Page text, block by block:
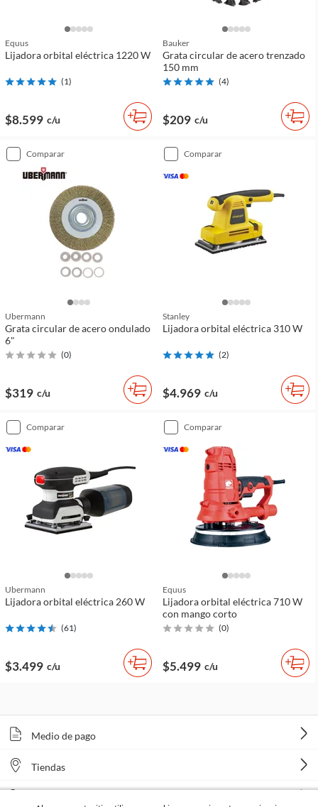
Equus
Lijadora orbital eléctrica 1220 W
(1)
$8.599 c/u
Bauker
Grata circular de acero trenzado
150 mm
(4)
$209 c/u
comparar
Ubermann
Grata circular de acero ondulado
6"
(0)
$319 c/u
comparar
Stanley
Lijadora orbital eléctrica 310 W
(2)
$4.969 c/u
comparar
Ubermann
Lijadora orbital eléctrica 260 W
(61)
$3.499 c/u
comparar
Equus
Lijadora orbital eléctrica 710 W
con mango corto
(0)
$5.499 c/u
Medio de pago
Tiendas